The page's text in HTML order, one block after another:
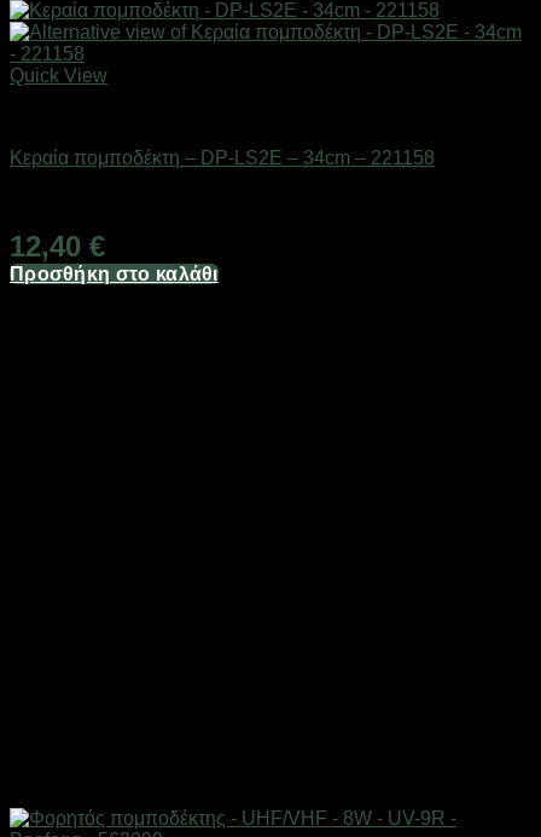
Quick View
Κεραία πομποδέκτη – DP-LS2E – 34cm – 221158
12,40 €
Προσθήκη στο καλάθι